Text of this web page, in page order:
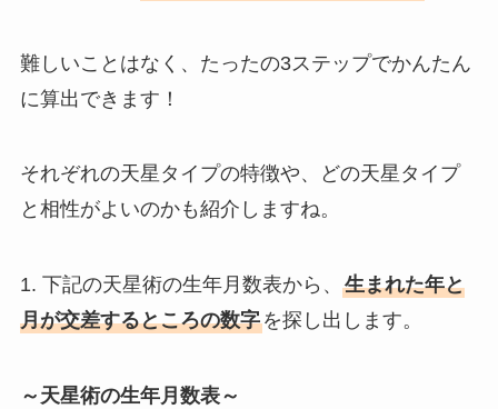
難しいことはなく、たったの3ステップでかんたん
に算出できます！
それぞれの天星タイプの特徴や、どの天星タイプ
と相性がよいのかも紹介しますね。
1. 下記の天星術の生年月数表から、 生まれた年と
月が交差するところの数字を探し出します。
～天星術の生年月数表～